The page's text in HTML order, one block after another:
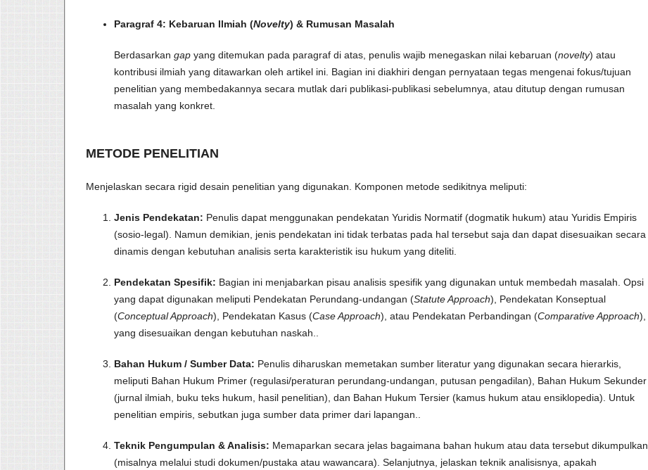
Paragraf 4: Kebaruan Ilmiah (Novelty) & Rumusan Masalah
Berdasarkan gap yang ditemukan pada paragraf di atas, penulis wajib menegaskan nilai kebaruan (novelty) atau
kontribusi ilmiah yang ditawarkan oleh artikel ini. Bagian ini diakhiri dengan pernyataan tegas mengenai fokus/tujuan
penelitian yang membedakannya secara mutlak dari publikasi-publikasi sebelumnya, atau ditutup dengan rumusan
masalah yang konkret.
METODE PENELITIAN
Menjelaskan secara rigid desain penelitian yang digunakan. Komponen metode sedikitnya meliputi:
Jenis Pendekatan: Penulis dapat menggunakan pendekatan Yuridis Normatif (dogmatik hukum) atau Yuridis Empiris
(sosio-legal). Namun demikian, jenis pendekatan ini tidak terbatas pada hal tersebut saja dan dapat disesuaikan secara
dinamis dengan kebutuhan analisis serta karakteristik isu hukum yang diteliti.
Pendekatan Spesifik: Bagian ini menjabarkan pisau analisis spesifik yang digunakan untuk membedah masalah. Opsi
yang dapat digunakan meliputi Pendekatan Perundang-undangan (Statute Approach), Pendekatan Konseptual
(Conceptual Approach), Pendekatan Kasus (Case Approach), atau Pendekatan Perbandingan (Comparative Approach),
yang disesuaikan dengan kebutuhan naskah..
Bahan Hukum / Sumber Data: Penulis diharuskan memetakan sumber literatur yang digunakan secara hierarkis,
meliputi Bahan Hukum Primer (regulasi/peraturan perundang-undangan, putusan pengadilan), Bahan Hukum Sekunder
(jurnal ilmiah, buku teks hukum, hasil penelitian), dan Bahan Hukum Tersier (kamus hukum atau ensiklopedia). Untuk
penelitian empiris, sebutkan juga sumber data primer dari lapangan..
Teknik Pengumpulan & Analisis: Memaparkan secara jelas bagaimana bahan hukum atau data tersebut dikumpulkan
(misalnya melalui studi dokumen/pustaka atau wawancara). Selanjutnya, jelaskan teknik analisisnya, apakah